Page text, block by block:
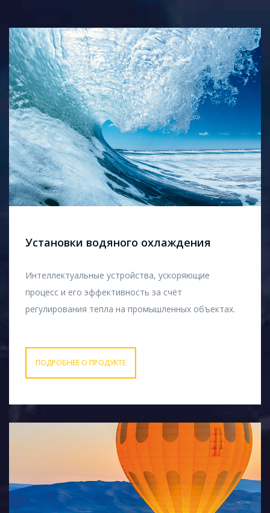
Установки водяного охлаждения
Интеллектуальные устройства, ускоряющие
процесс и его эффективность за счёт
регулирования тепла на промышленных объектах.
ПОДРОБНЕЕ О ПРОДУКТЕ